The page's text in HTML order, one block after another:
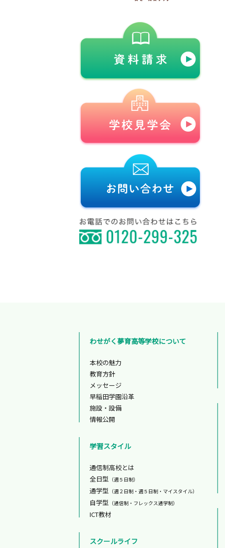
わせがく夢育高等学校について
本校の魅力
教育方針
メッセージ
早稲田学園沿革
施設・設備
情報公開
学習スタイル
通信制高校とは
全日型 （週５日制）
通学型 （週２日制・週５日制・マイスタイル）
自学型 （通信制・フレックス通学制）
ICT教材
スクールライフ